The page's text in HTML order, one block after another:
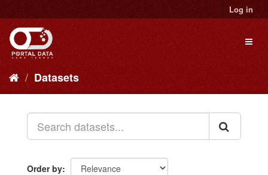
to
content
Log in
Datasets
Order by